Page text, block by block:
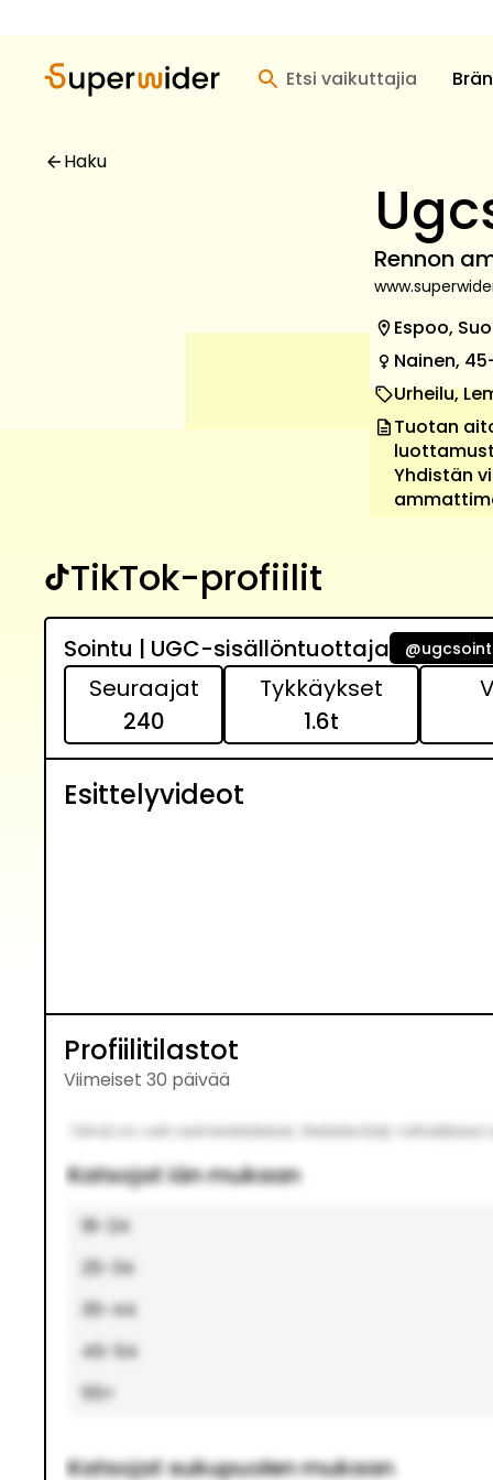
Etsi vaikuttajia
Haku
Rennon
Espoo,
Nainen,
Urheilu,
Tuotan
Yhdistän
TikTok-profiilit
Sointu | UGC-sisällöntuottaja @
Seuraajat
240
Tykkäykset
1.6t
Esittelyvideot
Profiilitilastot
Viimeiset 30 päivää
Tämä on vain esimerkkidataa. Rekisteröidy nähdäksesi
Katsojat iän mukaan
18-24
25-34
35-44
45-54
55+
Katsojat sukupuolen mukaan